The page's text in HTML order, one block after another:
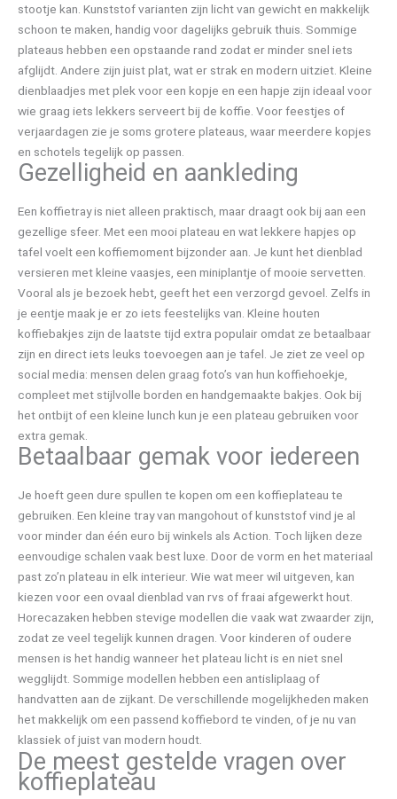
stootje kan. Kunststof varianten zijn licht van gewicht en makkelijk
schoon te maken, handig voor dagelijks gebruik thuis. Sommige
plateaus hebben een opstaande rand zodat er minder snel iets
afglijdt. Andere zijn juist plat, wat er strak en modern uitziet. Kleine
dienblaadjes met plek voor een kopje en een hapje zijn ideaal voor
wie graag iets lekkers serveert bij de koffie. Voor feestjes of
verjaardagen zie je soms grotere plateaus, waar meerdere kopjes
en schotels tegelijk op passen.
Gezelligheid en aankleding
Een koffietray is niet alleen praktisch, maar draagt ook bij aan een
gezellige sfeer. Met een mooi plateau en wat lekkere hapjes op
tafel voelt een koffiemoment bijzonder aan. Je kunt het dienblad
versieren met kleine vaasjes, een miniplantje of mooie servetten.
Vooral als je bezoek hebt, geeft het een verzorgd gevoel. Zelfs in
je eentje maak je er zo iets feestelijks van. Kleine houten
koffiebakjes zijn de laatste tijd extra populair omdat ze betaalbaar
zijn en direct iets leuks toevoegen aan je tafel. Je ziet ze veel op
social media: mensen delen graag foto’s van hun koffiehoekje,
compleet met stijlvolle borden en handgemaakte bakjes. Ook bij
het ontbijt of een kleine lunch kun je een plateau gebruiken voor
extra gemak.
Betaalbaar gemak voor iedereen
Je hoeft geen dure spullen te kopen om een koffieplateau te
gebruiken. Een kleine tray van mangohout of kunststof vind je al
voor minder dan één euro bij winkels als Action. Toch lijken deze
eenvoudige schalen vaak best luxe. Door de vorm en het materiaal
past zo’n plateau in elk interieur. Wie wat meer wil uitgeven, kan
kiezen voor een ovaal dienblad van rvs of fraai afgewerkt hout.
Horecazaken hebben stevige modellen die vaak wat zwaarder zijn,
zodat ze veel tegelijk kunnen dragen. Voor kinderen of oudere
mensen is het handig wanneer het plateau licht is en niet snel
wegglijdt. Sommige modellen hebben een antisliplaag of
handvatten aan de zijkant. De verschillende mogelijkheden maken
het makkelijk om een passend koffiebord te vinden, of je nu van
klassiek of juist van modern houdt.
De meest gestelde vragen over
koffieplateau